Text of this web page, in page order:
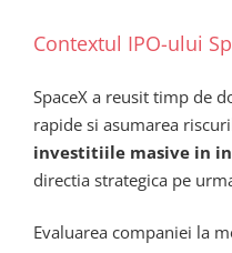
Contextul IPO-ului
SpaceX a reusit timp de
rapide si asumarea
investitiile masive in
directia strategica pe
Evaluarea companiei la